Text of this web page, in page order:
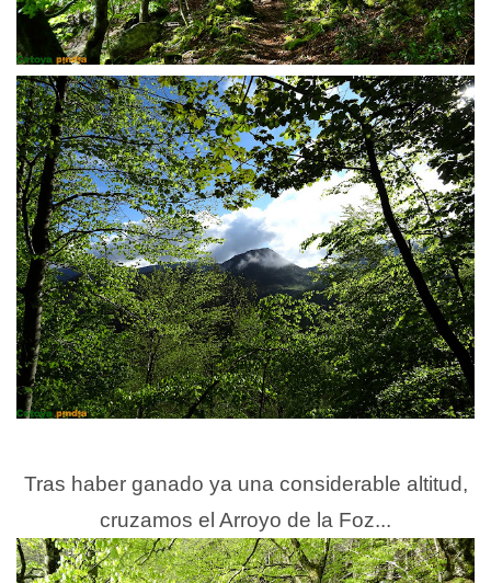
Tras haber ganado ya una considerable altitud,
cruzamos el Arroyo de la Foz...